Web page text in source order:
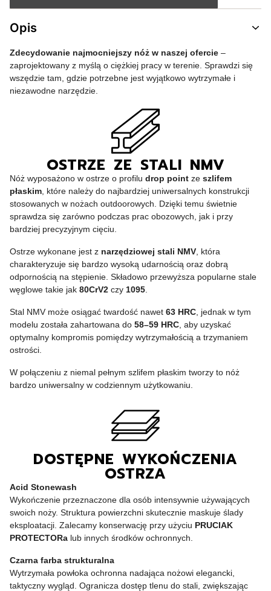
Opis
Zdecydowanie najmocniejszy nóż w naszej ofercie –
zaprojektowany z myślą o ciężkiej pracy w terenie. Sprawdzi się
wszędzie tam, gdzie potrzebne jest wyjątkowo wytrzymałe i
niezawodne narzędzie.
OSTRZE ZE STALI NMV
Nóż wyposażono w ostrze o profilu drop point ze szlifem
płaskim , które należy do najbardziej uniwersalnych konstrukcji
stosowanych w nożach outdoorowych. Dzięki temu świetnie
sprawdza się zarówno podczas prac obozowych, jak i przy
bardziej precyzyjnym cięciu.
Ostrze wykonane jest z narzędziowej stali NMV , która
charakteryzuje się bardzo wysoką udarnością oraz dobrą
odpornością na stępienie. Składowo przewyższa popularne stale
węglowe takie jak 80CrV2 czy 1095
Stal NMV może osiągać twardość nawet 63 HRC , jednak w tym
modelu została zahartowana do 58–59 HRC , aby uzyskać
optymalny kompromis pomiędzy wytrzymałością a trzymaniem
ostrości.
W połączeniu z niemal pełnym szlifem płaskim tworzy to nóż
bardzo uniwersalny w codziennym użytkowaniu.
DOSTĘPNE WYKOŃCZENIA
OSTRZA
Acid Stonewash
Wykończenie przeznaczone dla osób intensywnie używających
swoich noży. Struktura powierzchni skutecznie maskuje ślady
eksploatacji. Zalecamy konserwację przy użyciu PRUCIAK
PROTECTORa lub innych środków ochronnych.
Czarna farba strukturalna
Wytrzymała powłoka ochronna nadająca nożowi elegancki,
taktyczny wygląd. Ogranicza dostęp tlenu do stali, zwiększając